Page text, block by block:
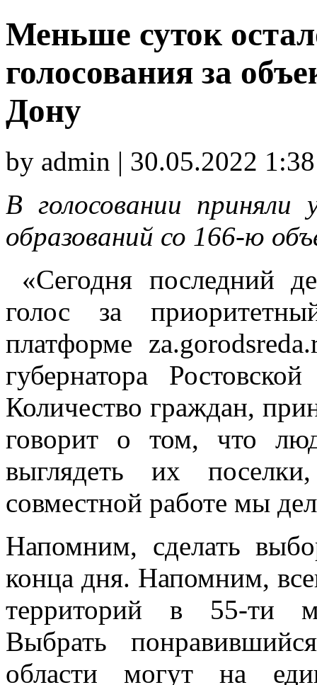
Меньше суток
голосования за
Дону
by admin | 30.05.2022
В голосовании приняли
образований со 166-ю
«Сегодня последний
голос за
платформе
губернатора
Количество граждан,
говорит о том, что
выглядеть их
совместной работе мы
Напомним, сделать
конца дня. Напомним,
территорий в 55-ти
Выбрать
области могут на